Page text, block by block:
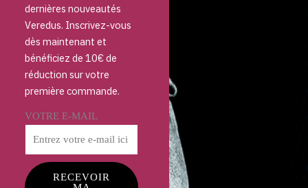
dernières nouveautés
Veredus. Inscrivez-vous
dès maintenant et
bénéficiez de 10€ de
réduction sur votre
première commande.
VOTRE E-MAIL
RECEVOIR